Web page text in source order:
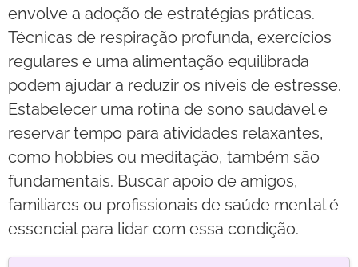
envolve a adoção de estratégias práticas.
Técnicas de respiração profunda, exercícios
regulares e uma alimentação equilibrada
podem ajudar a reduzir os níveis de estresse.
Estabelecer uma rotina de sono saudável e
reservar tempo para atividades relaxantes,
como hobbies ou meditação, também são
fundamentais. Buscar apoio de amigos,
familiares ou profissionais de saúde mental é
essencial para lidar com essa condição.